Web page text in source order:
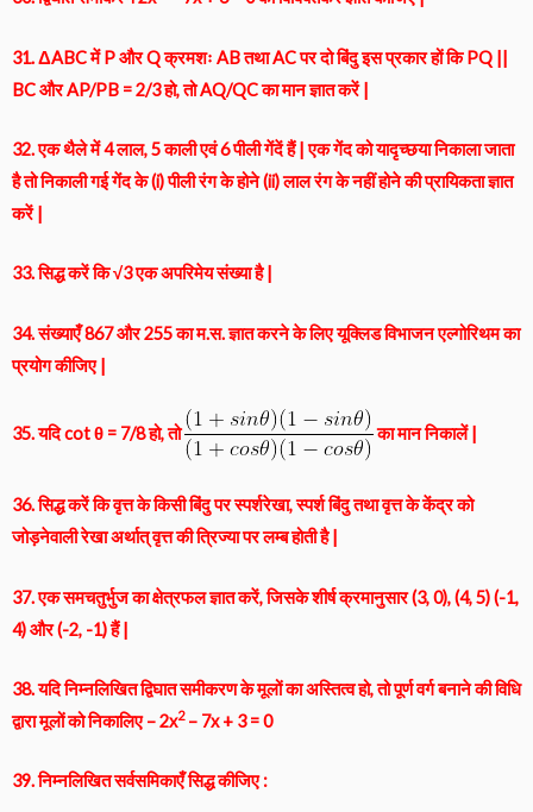
31. ΔABC में P और Q क्रमशः AB तथा AC पर दो बिंदु इस प्रकार हों कि PQ ||
BC और AP/PB = 2/3 हो, तो AQ/QC का मान ज्ञात करें |
32. एक थैले में 4 लाल, 5 काली एवं 6 पीली गेंदें हैं | एक गेंद को यादृच्छया निकाला जाता
है तो निकाली गई गेंद के (i) पीली रंग के होने (ii) लाल रंग के नहीं होने की प्रायिकता ज्ञात
करें |
33. सिद्ध करें कि √3 एक अपरिमेय संख्या है |
34. संख्याएँ 867 और 255 का म.स. ज्ञात करने के लिए यूक्लिड विभाजन एल्गोरिथम का
प्रयोग कीजिए |
35. यदि cot θ = 7/8 हो, तो का मान निकालें |
36. सिद्ध करें कि वृत्त के किसी बिंदु पर स्पर्शरेखा, स्पर्श बिंदु तथा वृत्त के केंद्र को
जोड़नेवाली रेखा अर्थात् वृत्त की त्रिज्या पर लम्ब होती है |
37. एक समचतुर्भुज का क्षेत्रफल ज्ञात करें, जिसके शीर्ष क्रमानुसार (3, 0), (4, 5) (-1,
4) और (-2, -1) हैं |
38. यदि निम्नलिखित द्विघात समीकरण के मूलों का अस्तित्व हो, तो पूर्ण वर्ग बनाने की विधि
द्वारा मूलों को निकालिए – 2x2– 7x + 3 = 0
39. निम्नलिखित सर्वसमिकाएँ सिद्ध कीजिए :